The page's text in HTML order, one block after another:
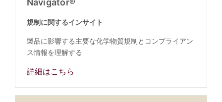
規制に関するインサイト
製品に影響する主要な化学物質規制とコンプライアン
ス情報を理解する
詳細はこちら